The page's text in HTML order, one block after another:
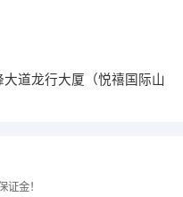
道龙行大厦（悦禧国际山
证金！